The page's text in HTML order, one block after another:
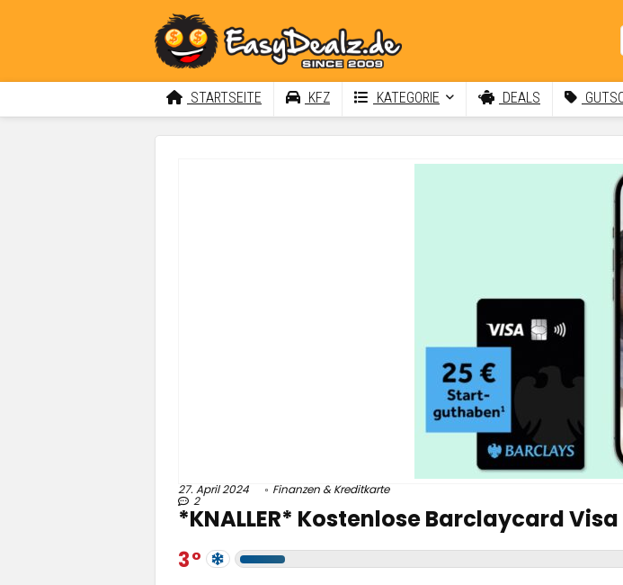
STARTSEITE KFZ KATEGORIE DEALS
27. April 2024 Finanzen & Kreditkarte
2
*KNALLER* Kostenlose Barclaycard
3